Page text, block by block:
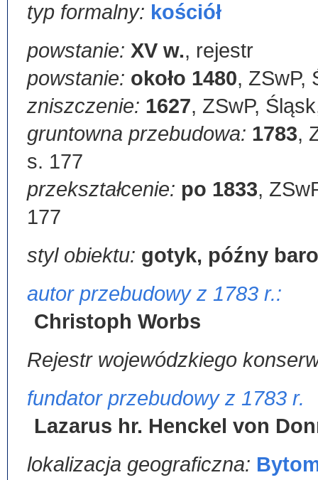
typ formalny: kościół
powstanie: XV w., rejestr
powstanie: około 1480, ZSwP,
zniszczenie: 1627, ZSwP,
gruntowna przebudowa: 1783,
s. 177
przekształcenie: po 1833,
177
styl obiektu: gotyk, późny
autor przebudowy z 1783 r.:
Christoph Worbs
Rejestr wojewódzkiego
fundator przebudowy z 1783 r.
Lazarus hr. Henckel von
lokalizacja geograficzna: